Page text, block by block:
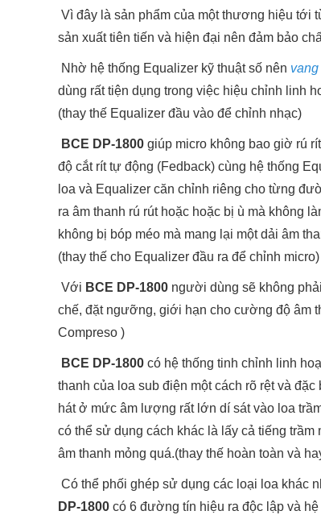
Vì đây là sản phẩm của một thương hiệu tới
sản xuất tiên tiến và hiện đại nên đảm bảo
Nhờ hệ thống Equalizer kỹ thuật số nên
dùng rất tiện dụng trong việc hiệu chỉnh linh
(thay thế Equalizer đầu vào để chỉnh nhạc)
BCE DP-1800 giúp micro không bao giờ rú
độ cắt rít tự động (Fedback) cùng hệ thống
loa và Equalizer căn chỉnh riêng cho từng
ra âm thanh rú rút hoặc hoặc bị ù mà không
không bị bóp méo mà mang lại một dải âm
(thay thế cho Equalizer đầu ra để chỉnh micro)
Với BCE DP-1800 người dùng sẽ không
chế, đặt ngưỡng, giới hạn cho cường độ âm
Compreso )
BCE DP-1800 có hệ thống tinh chỉnh linh
thanh của loa sub điện một cách rõ rệt và
hát ở mức âm lượng rất lớn dí sát vào loa
có thể sử dụng cách khác là lấy cả tiếng
âm thanh mỏng quá.(thay thế hoàn toàn và
Có thể phối ghép sử dụng các loại loa khác
DP-1800 có 6 đường tín hiệu ra độc lập và